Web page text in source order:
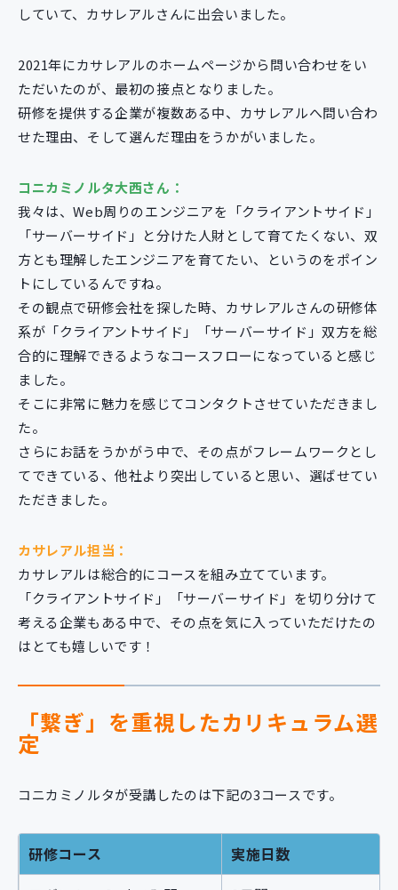
していて、カサレアルさんに出会いました。
2021年にカサレアルのホームページから問い合わせをい
ただいたのが、最初の接点となりました。
研修を提供する企業が複数ある中、カサレアルへ問い合わ
せた理由、そして選んだ理由をうかがいました。
コニカミノルタ大西さん：
我々は、Web周りのエンジニアを「クライアントサイド」
「サーバーサイド」と分けた人財として育てたくない、双
方とも理解したエンジニアを育てたい、というのをポイン
トにしているんですね。
その観点で研修会社を探した時、カサレアルさんの研修体
系が「クライアントサイド」「サーバーサイド」双方を総
合的に理解できるようなコースフローになっていると感じ
ました。
そこに非常に魅力を感じてコンタクトさせていただきまし
た。
さらにお話をうかがう中で、その点がフレームワークとし
てできている、他社より突出していると思い、選ばせてい
ただきました。
カサレアル担当：
カサレアルは総合的にコースを組み立てています。
「クライアントサイド」「サーバーサイド」を切り分けて
考える企業もある中で、その点を気に入っていただけたの
はとても嬉しいです！
「繋ぎ」を重視したカリキュラム選
定
コニカミノルタが受講したのは下記の3コースです。
研修コース
実施日数